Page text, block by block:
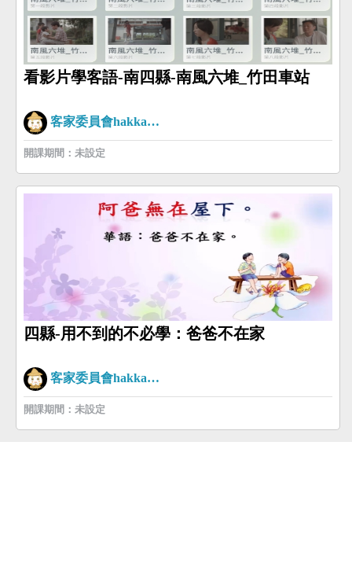
看影片學客語-南四縣-南風六堆_竹田車站
客家委員會hakkaman
開課期間：未設定
四縣-用不到的不必學：爸爸不在家
客家委員會hakkaman
開課期間：未設定